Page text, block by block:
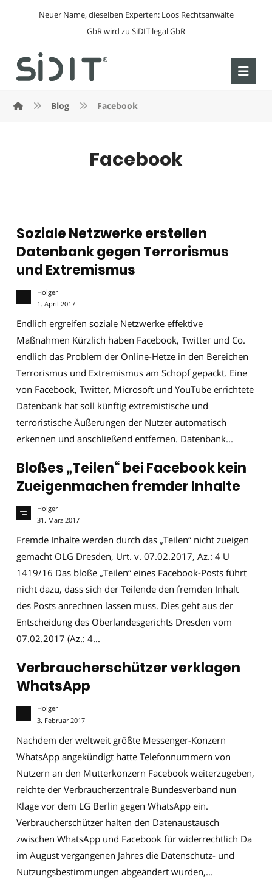
Neuer Name, dieselben Experten: Loos Rechtsanwälte
GbR wird zu SiDIT legal GbR
Blog Facebook
Facebook
Soziale Netzwerke erstellen
Datenbank gegen Terrorismus
und Extremismus
Holger
1. April 2017
Endlich ergreifen soziale Netzwerke effektive
Maßnahmen Kürzlich haben Facebook, Twitter und Co.
endlich das Problem der Online-Hetze in den Bereichen
Terrorismus und Extremismus am Schopf gepackt. Eine
von Facebook, Twitter, Microsoft und YouTube errichtete
Datenbank hat soll künftig extremistische und
terroristische Äußerungen der Nutzer automatisch
erkennen und anschließend entfernen. Datenbank...
Bloßes „Teilen“ bei Facebook kein
Zueigenmachen fremder Inhalte
Holger
31. März 2017
Fremde Inhalte werden durch das „Teilen“ nicht zueigen
gemacht OLG Dresden, Urt. v. 07.02.2017, Az.: 4 U
1419/16 Das bloße „Teilen“ eines Facebook-Posts führt
nicht dazu, dass sich der Teilende den fremden Inhalt
des Posts anrechnen lassen muss. Dies geht aus der
Entscheidung des Oberlandesgerichts Dresden vom
07.02.2017 (Az.: 4...
Verbraucherschützer verklagen
WhatsApp
Holger
3. Februar 2017
Nachdem der weltweit größte Messenger-Konzern
WhatsApp angekündigt hatte Telefonnummern von
Nutzern an den Mutterkonzern Facebook weiterzugeben,
reichte der Verbraucherzentrale Bundesverband nun
Klage vor dem LG Berlin gegen WhatsApp ein.
Verbraucherschützer halten den Datenaustausch
zwischen WhatsApp und Facebook für widerrechtlich Da
im August vergangenen Jahres die Datenschutz- und
Nutzungsbestimmungen abgeändert wurden,...